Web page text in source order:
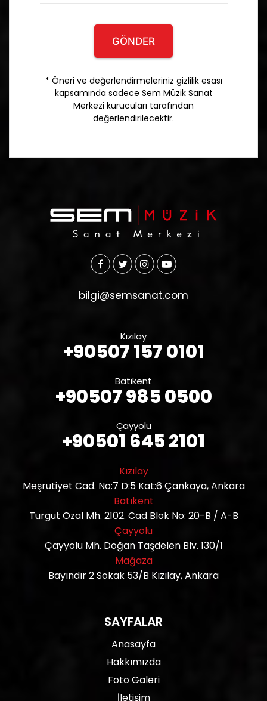
GÖNDER
* Öneri ve değerlendirmeleriniz gizlilik esası
kapsamında sadece Sem Müzik Sanat
Merkezi kurucuları tarafından
değerlendirilecektir.
bilgi@semsanat.com
Kızılay
+90507 157 0101
Batıkent
+90507 985 0500
Çayyolu
+90501 645 2101
Kızılay
Meşrutiyet Cad. No:7 D:5 Kat:6 Çankaya, Ankara
Batıkent
Turgut Özal Mh. 2102. Cad Blok No: 20-B / A-B
Çayyolu
Çayyolu Mh. Doğan Taşdelen Blv. 130/1
Mağaza
Bayındır 2 Sokak 53/B Kızılay, Ankara
SAYFALAR
Anasayfa
Hakkımızda
Foto Galeri
İletişim